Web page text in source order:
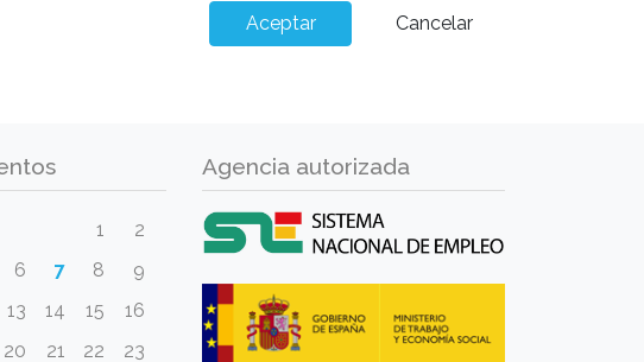
Cancelar
1
2
6 7 8
9
13 14 15
16
20 21 22 23
Agencia autorizada